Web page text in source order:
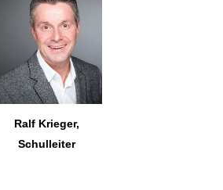
Ralf Krieger,
Schulleiter